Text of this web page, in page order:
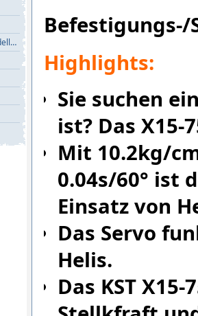
Befestigungs-/
Highlights:
Sie suchen
ist? Das X15-
Mit 10.2kg/
0.04s/60° ist
Einsatz von
Das Servo
Helis.
Das KST